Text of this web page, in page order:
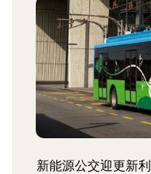
新能源公交迎更新